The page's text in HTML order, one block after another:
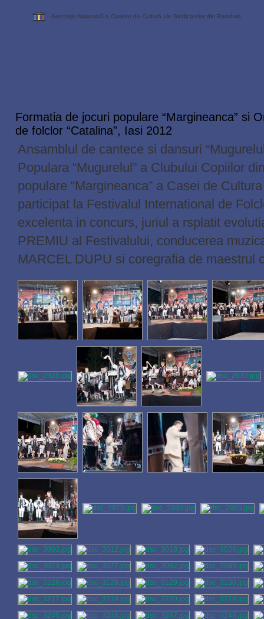
Asociaţia Naţională a Caselor de Cultură ale Sindicatelor din România.
Formatia de jocuri populare “Margineanca” si
de folclor “Catalina”, Iasi 2012
Ansamblul de cantece si dansuri
Populara “Mugurelul” a Clubului Copiilor
populare “Margineanca” a Casei de
participat la Festivalul International de
excelenta in concurs, juriul a rsplatit
PREMIU al Festivalului, conducerea
MARCEL DUPU si coregrafia de maestrul